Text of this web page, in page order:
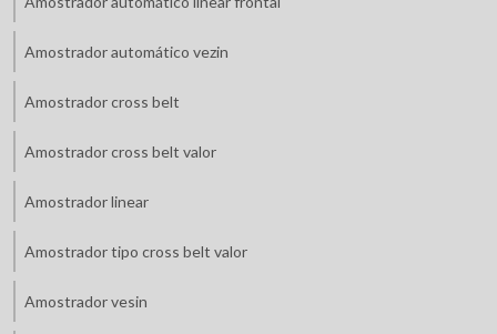
Amostrador automático vezin
Amostrador cross belt
Amostrador cross belt valor
Amostrador linear
Amostrador tipo cross belt valor
Amostrador vesin